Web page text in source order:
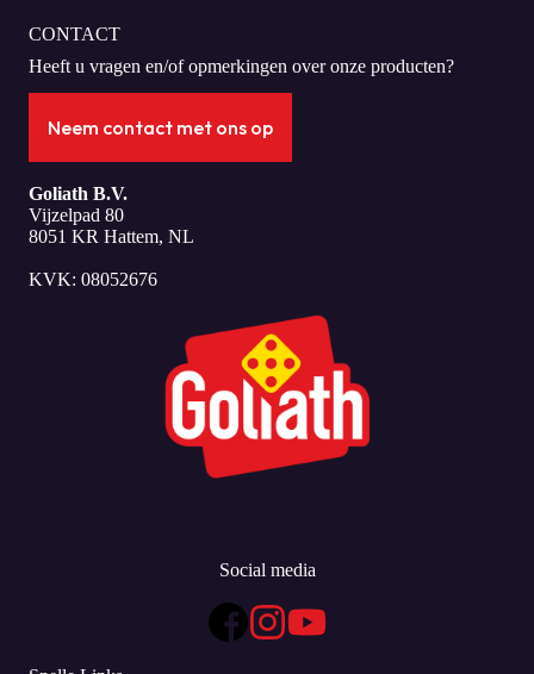
CONTACT
Heeft u vragen en/of opmerkingen over onze producten?
Neem contact met ons op
Goliath B.V.
Vijzelpad 80
8051 KR Hattem, NL
KVK: 08052676
Social media